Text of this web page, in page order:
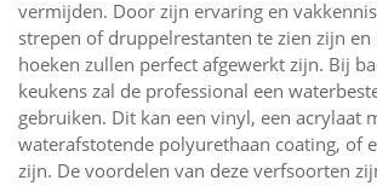
vermijden. Door zijn ervaring en
strepen of druppelrestanten te zien zijn
hoeken zullen perfect afgewerkt zijn. Bij
keukens zal de professional een
gebruiken. Dit kan een vinyl, een acrylaat
waterafstotende polyurethaan coating, of
zijn. De voordelen van deze verfsoorten